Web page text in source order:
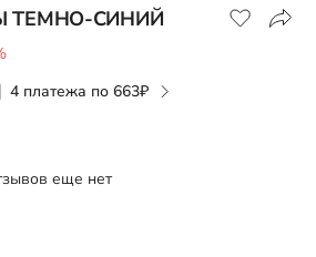
ТЕМНО-СИНИЙ
4 платежа по 663
еще нет